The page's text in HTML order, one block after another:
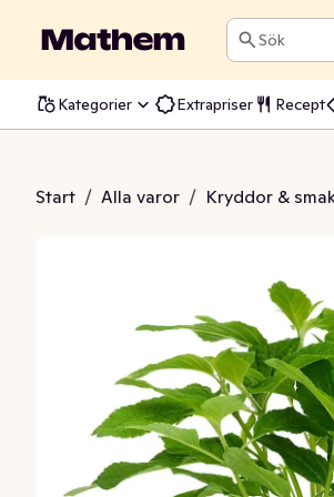
Sök
Kategorier Extrapriser Recept
Start / Alla varor / Kryddor &
EKO Klass1